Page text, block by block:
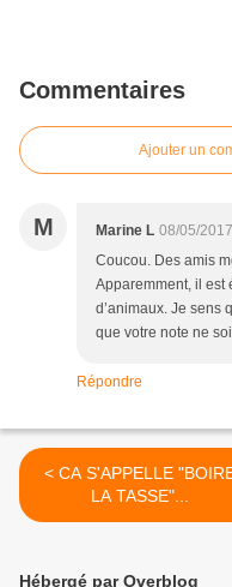
Commentaires
Ajouter un
M Marine L 08/05/
Coucou. Des amis
Apparemment, il est
d’animaux. Je sens
que votre note ne
Répondre
< CA S'APPELLE "BOIRE
LA TASSE"...
Hébergé par Overblog